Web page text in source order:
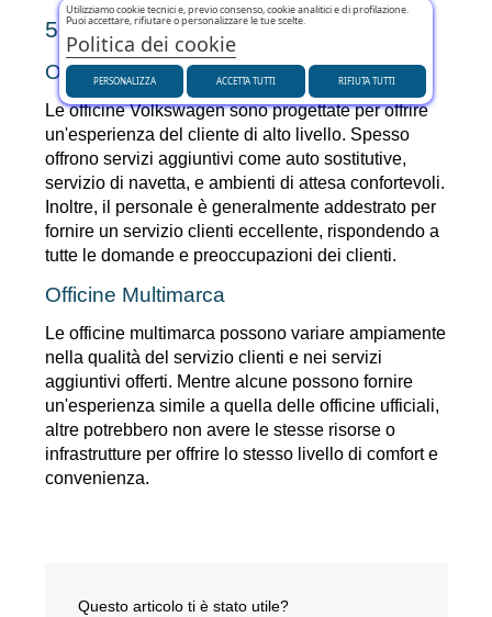
5. Esperienza del Cliente
Officine Volkswagen
Le officine Volkswagen sono progettate per offrire
un'esperienza del cliente di alto livello. Spesso
offrono servizi aggiuntivi come auto sostitutive,
servizio di navetta, e ambienti di attesa confortevoli.
Inoltre, il personale è generalmente addestrato per
fornire un servizio clienti eccellente, rispondendo a
tutte le domande e preoccupazioni dei clienti.
Officine Multimarca
Le officine multimarca possono variare ampiamente
nella qualità del servizio clienti e nei servizi
aggiuntivi offerti. Mentre alcune possono fornire
un'esperienza simile a quella delle officine ufficiali,
altre potrebbero non avere le stesse risorse o
infrastrutture per offrire lo stesso livello di comfort e
convenienza.
Questo articolo ti è stato utile?
Utilizziamo cookie tecnici e, previo consenso, cookie analitici e di profilazione.
Puoi accettare, rifiutare o personalizzare le tue scelte.
Politica dei cookie
PERSONALIZZA RIFIUTA TUTTI
ACCETTA TUTTI